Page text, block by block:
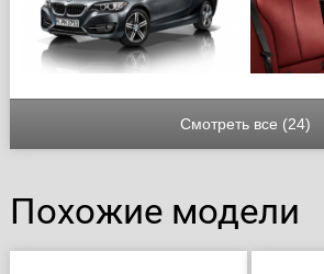
Смотреть все (24)
Похожие модели